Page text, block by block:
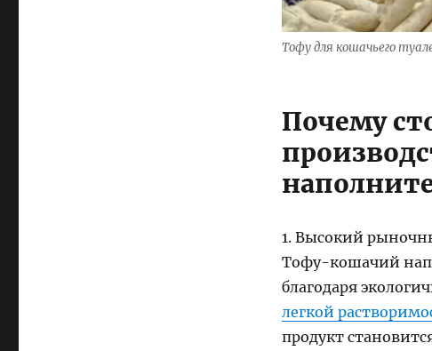
Тофу для кошачьего
Почему
1. Высокий
Тофу-кошачий
благодаря
легкой
продукт